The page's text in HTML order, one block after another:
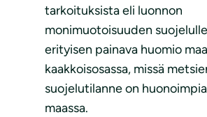
tarkoituksista eli luonnon
monimuotoisuuden
erityisen painava huomio
kaakkoisosassa, missä
suojelutilanne on
maassa.